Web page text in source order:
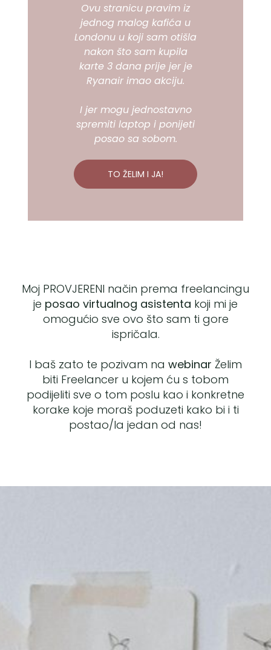
Ovu stranicu pravim iz
jednog malog kafića u
Londonu u koji sam otišla
nakon što sam kupila
karte 3 dana prije jer je
Ryanair imao akciju.
I jer mogu jednostavno
spremiti laptop i ponijeti
posao sa sobom.
TO ŽELIM I JA!
Moj PROVJERENI način prema freelancingu
je posao virtualnog asistenta koji mi je
omogućio sve ovo što sam ti gore
ispričala.
I baš zato te pozivam na webinar Želim
biti Freelancer u kojem ću s tobom
podijeliti sve o tom poslu kao i konkretne
korake koje moraš poduzeti kako bi i ti
postao/la jedan od nas!